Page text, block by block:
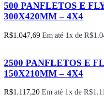
500 PANFLETOS E
300X420MM – 4X4
R$1.047,69 Em até 1x de R$
2500 PANFLETOS E
150X210MM – 4X4
R$1.117,20 Em até 1x de R$